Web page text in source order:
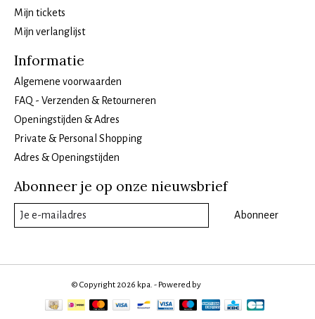
Mijn tickets
Mijn verlanglijst
Informatie
Algemene voorwaarden
FAQ - Verzenden & Retourneren
Openingstijden & Adres
Private & Personal Shopping
Adres & Openingstijden
Abonneer je op onze nieuwsbrief
Abonneer
© Copyright 2026 kpa. - Powered by